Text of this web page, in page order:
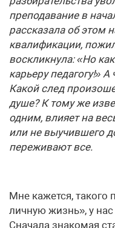
преподавание в
рассказала об этом
квалификации,
воскликнула: «Но
карьеру педагогу!»
Какой след
душе? К тому же
одним, влияет на
или не выучившего
переживают все.
Мне кажется, такого
личную жизнь», у
Сначала знакомая